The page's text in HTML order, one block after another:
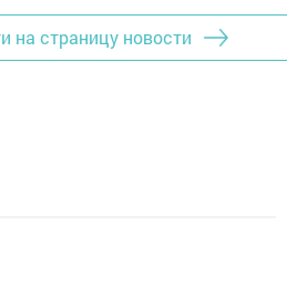
на страницу новости